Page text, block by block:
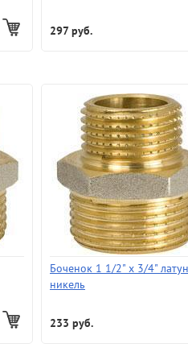
297 руб.
Боченок 1 1/2" х 3/4"
никель
233 руб.